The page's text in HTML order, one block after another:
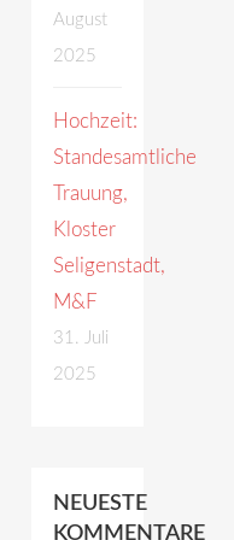
August
2025
Hochzeit:
Standesamtliche
Trauung,
Kloster
Seligenstadt,
M&F
31. Juli
2025
NEUESTE
KOMMENTARE